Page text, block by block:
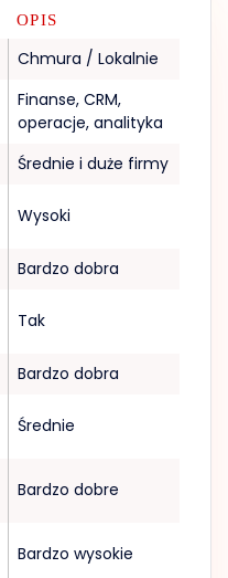
OPIS
Chmura / Lokalnie
Finanse, CRM,
operacje, analityka
Średnie i duże firmy
Wysoki
Bardzo dobra
Tak
Bardzo dobra
Średnie
Bardzo dobre
Bardzo wysokie